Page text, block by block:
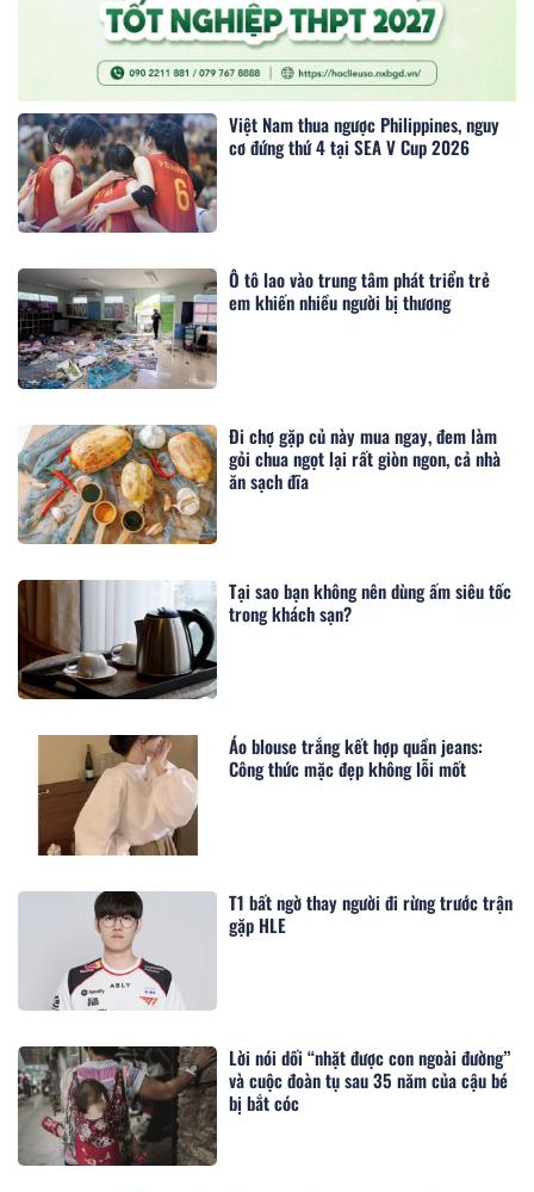
Việt Nam thua ngược Philippines, nguy
cơ đứng thứ 4 tại SEA V Cup 2026
Ô tô lao vào trung tâm phát triển trẻ
em khiến nhiều người bị thương
Đi chợ gặp củ này mua ngay, đem làm
gỏi chua ngọt lại rất giòn ngon, cả nhà
ăn sạch đĩa
Tại sao bạn không nên dùng ấm siêu tốc
trong khách sạn?
Áo blouse trắng kết hợp quần jeans:
Công thức mặc đẹp không lỗi mốt
T1 bất ngờ thay người đi rừng trước trận
gặp HLE
Lời nói dối “nhặt được con ngoài đường”
và cuộc đoàn tụ sau 35 năm của cậu bé
bị bắt cóc